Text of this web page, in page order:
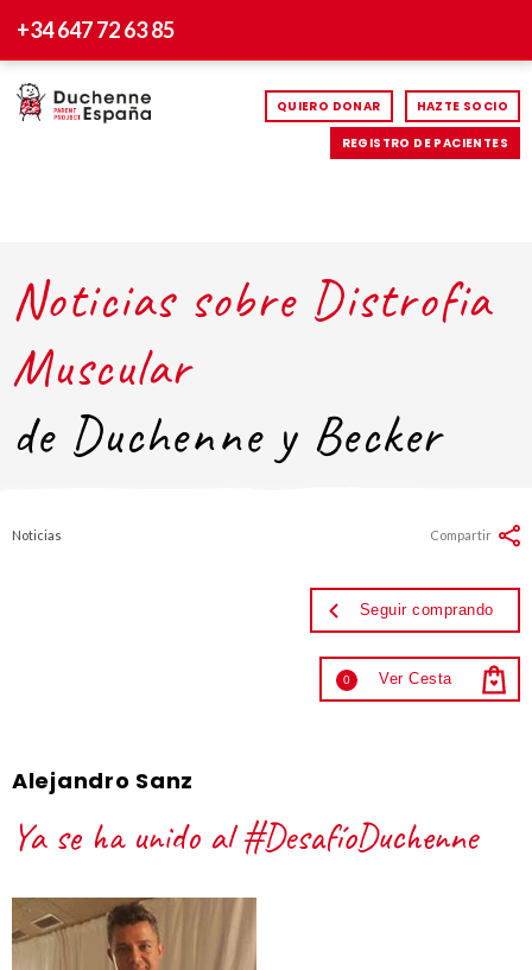
+34 647 72 63 85
QUIERO DONAR HAZTE SOCIO
REGISTRO DE PACIENTES
Noticias sobre Distrofia
Muscular
de Duchenne y Becker
Noticias
Seguir comprando
0 Ver Cesta
Compartir
Alejandro Sanz
Ya se ha unido al #DesafíoDuchenne